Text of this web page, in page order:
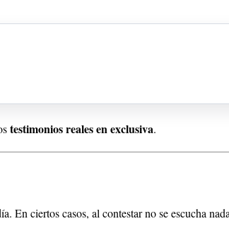
testimonios reales en exclusiva.
En ciertos casos, al contestar no se escucha